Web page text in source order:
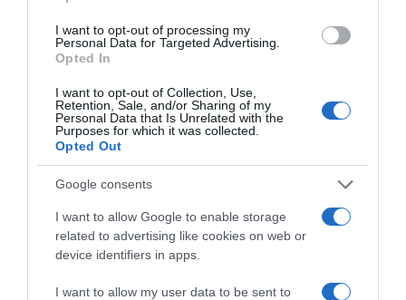
I want to opt-out of processing my
Personal Data for Targeted Advertising.
Opted In
I want to opt-out of Collection, Use,
Retention, Sale, and/or Sharing of my
Personal Data that Is Unrelated with the
Purposes for which it was collected.
Opted Out
Google consents
I want to allow Google to enable storage
related to advertising like cookies on web or
device identifiers in apps.
I want to allow my user data to be sent to
Megosztás:
Címkék: babavárás,örömhír,Exatlon, Busa Gabi,
gratuláció
HASONLÓ BEJEGYZÉSEK